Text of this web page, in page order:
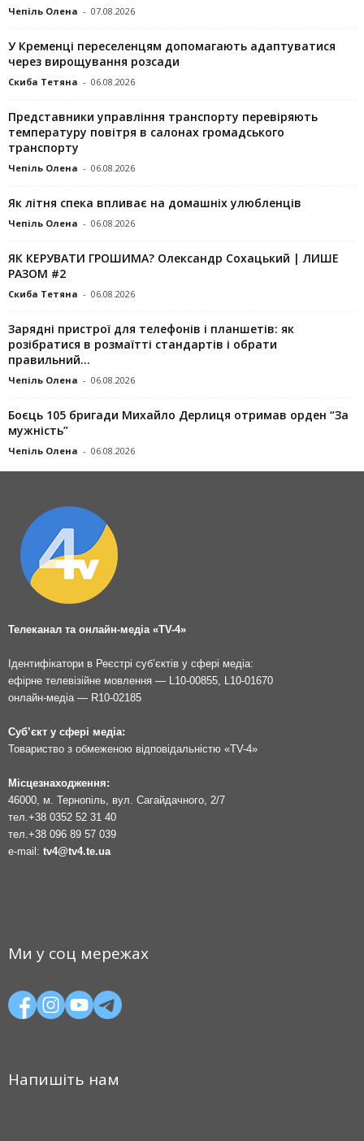
Чепіль Олена - 07.08.2026
У Кременці переселенцям допомагають адаптуватися
через вирощування розсади
Скиба Тетяна - 06.08.2026
Представники управління транспорту перевіряють
температуру повітря в салонах громадського
транспорту
Чепіль Олена - 06.08.2026
Як літня спека впливає на домашніх улюбленців
Чепіль Олена - 06.08.2026
ЯК КЕРУВАТИ ГРОШИМА? Олександр Сохацький | ЛИШЕ
РАЗОМ #2
Скиба Тетяна - 06.08.2026
Зарядні пристрої для телефонів і планшетів: як
розібратися в розмаїтті стандартів і обрати
правильний...
Чепіль Олена - 06.08.2026
Боєць 105 бригади Михайло Дерлиця отримав орден “За
мужність”
Чепіль Олена - 06.08.2026
Телеканал та онлайн-медіа «TV-4»
Ідентифікатори в Реєстрі суб’єктів у сфері медіа:
ефірне телевізійне мовлення — L10-00855, L10-01670
онлайн-медіа — R10-02185
Суб’єкт у сфері медіа:
Товариство з обмеженою відповідальністю «TV-4»
Місцезнаходження:
46000, м. Тернопіль, вул. Сагайдачного, 2/7
тел.+38 0352 52 31 40
тел.+38 096 89 57 039
e-mail: tv4@tv4.te.ua
Ми у соц мережах
Напишіть нам